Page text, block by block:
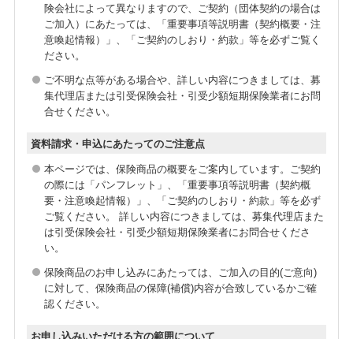
険会社によって異なりますので、ご契約（団体契約の場合は
ご加入）にあたっては、「重要事項等説明書（契約概要・注
意喚起情報）」、「ご契約のしおり・約款」等を必ずご覧く
ださい。
ご不明な点等がある場合や、詳しい内容につきましては、募
集代理店または引受保険会社・引受少額短期保険業者にお問
合せください。
資料請求・申込にあたってのご注意点
本ページでは、保険商品の概要をご案内しています。ご契約
の際には「パンフレット」、「重要事項等説明書（契約概
要・注意喚起情報）」、「ご契約のしおり・約款」等を必ず
ご覧ください。 詳しい内容につきましては、募集代理店また
は引受保険会社・引受少額短期保険業者にお問合せくださ
い。
保険商品のお申し込みにあたっては、ご加入の目的(ご意向)
に対して、保険商品の保障(補償)内容が合致しているかご確
認ください。
お申し込みいただける方の範囲について